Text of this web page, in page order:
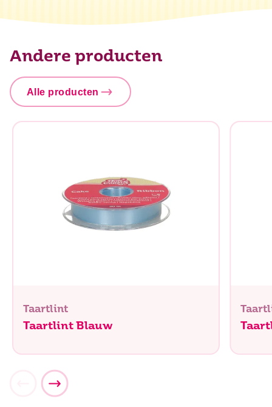
Andere producten
Alle producten
Taartlint
Taartlint Blauw